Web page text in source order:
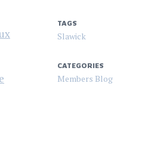
TAGS
Slawick
CATEGORIES
Members Blog